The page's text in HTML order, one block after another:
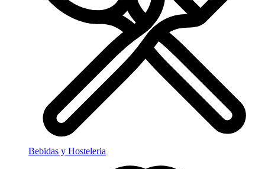
Bebidas y Hosteleria